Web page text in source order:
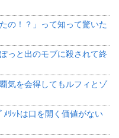
の！？」って知って驚いた
っと出のモブに殺されて終
気を会得してもルフィとゾ
ﾒﾘｯﾄは口を開く価値がない